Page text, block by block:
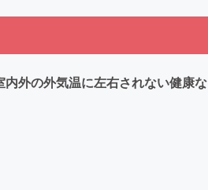
外の外気温に左右されない健康な